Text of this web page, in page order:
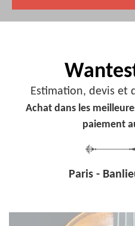
Estimation, devis et
Achat dans les
paiement
Paris -